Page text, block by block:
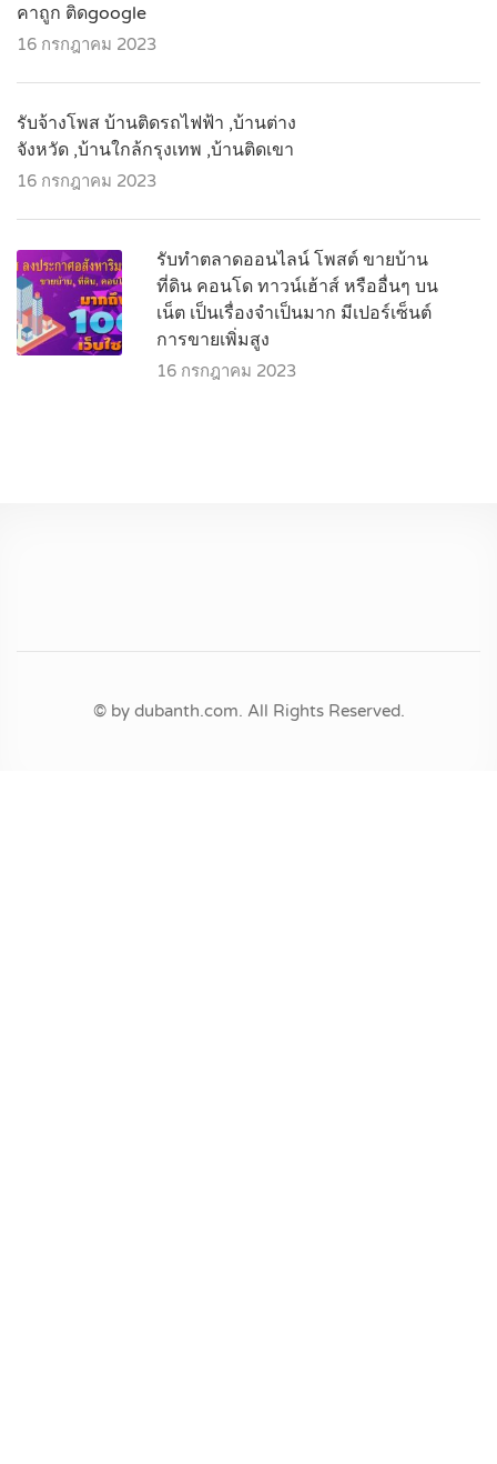
คาถูก ติดgoogle
16 กรกฎาคม 2023
รับจ้างโพส บ้านติดรถไฟฟ้า ,บ้านต่าง
จังหวัด ,บ้านใกล้กรุงเทพ ,บ้านติดเขา
16 กรกฎาคม 2023
รับทำตลาดออนไลน์ โพสต์ ขายบ้าน
ที่ดิน คอนโด ทาวน์เฮ้าส์ หรืออื่นๆ บน
เน็ต เป็นเรื่องจำเป็นมาก มีเปอร์เซ็นต์
การขายเพิ่มสูง
16 กรกฎาคม 2023
© by dubanth.com. All Rights Reserved.